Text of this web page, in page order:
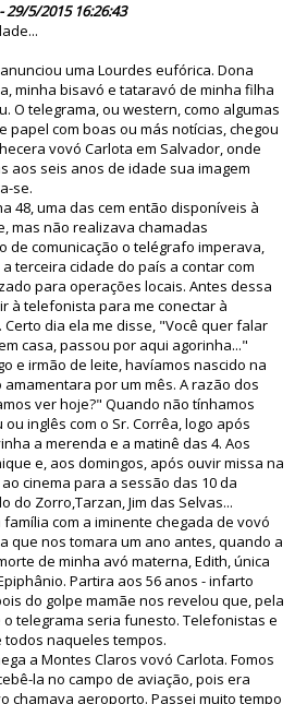
5/2015 16:26:43
uma Lourdes eufórica. Dona
minha bisavó e tataravó de minha filha
O telegrama, ou western, como algumas
papel com boas ou más notícias, chegou
vovó Carlota em Salvador, onde
aos seis anos de idade sua imagem
se.
48, uma das cem então disponíveis à
mas não realizava chamadas
de comunicação o telégrafo imperava,
terceira cidade do país a contar com
para operações locais. Antes dessa
à telefonista para me conectar à
dia ela me disse, "Você quer falar
casa, passou por aqui agorinha..."
e irmão de leite, havíamos nascido na
por um mês. A razão dos
ver hoje?" Quando não tínhamos
inglês com o Sr. Corrêa, logo após
a merenda e a matinê das 4. Aos
e, aos domingos, após ouvir missa na
cinema para a sessão das 10 da
do Zorro,Tarzan, Jim das Selvas...
com a iminente chegada de vovó
que nos tomara um ano antes, quando a
de minha avó materna, Edith, única
Partira aos 56 anos - infarto
do golpe mamãe nos revelou que, pela
telegrama seria funesto. Telefonistas e
naqueles tempos.
a Montes Claros vovó Carlota. Fomos
la no campo de aviação, pois era
chamava aeroporto. Passei muito tempo